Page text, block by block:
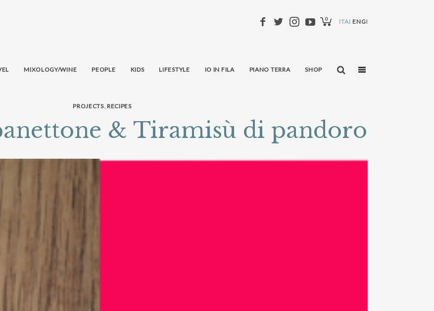
ITALIANO
ENGLISH
0
MIXOLOGY/WINE PEOPLE KIDS LIFESTYLE IO IN FILA PIANO TERRA SHOP
PROJECTS, RECIPES
& Tiramisù di pandoro